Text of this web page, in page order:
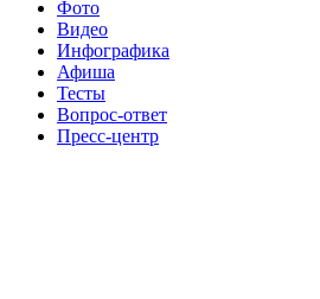
Фото
Видео
Инфографика
Афиша
Тесты
Вопрос-ответ
Пресс-центр